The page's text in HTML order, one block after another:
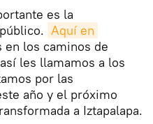
es la
Aquí en
los caminos de
les llamamos a los
por las
año y el próximo
a Iztapalapa.